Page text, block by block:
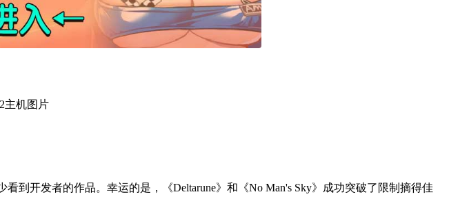
到开发者的作品。幸运的是，《Deltarune》和《No Man's Sky》成功突破了限制摘得佳